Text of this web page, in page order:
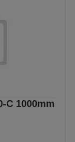
C 1000mm